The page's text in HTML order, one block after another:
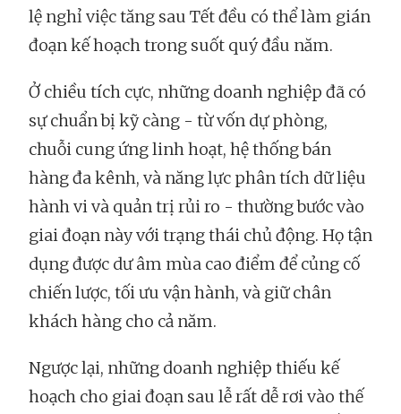
lệ nghỉ việc tăng sau Tết đều có thể làm gián
đoạn kế hoạch trong suốt quý đầu năm.
Ở chiều tích cực, những doanh nghiệp đã có
sự chuẩn bị kỹ càng - từ vốn dự phòng,
chuỗi cung ứng linh hoạt, hệ thống bán
hàng đa kênh, và năng lực phân tích dữ liệu
hành vi và quản trị rủi ro - thường bước vào
giai đoạn này với trạng thái chủ động. Họ tận
dụng được dư âm mùa cao điểm để củng cố
chiến lược, tối ưu vận hành, và giữ chân
khách hàng cho cả năm.
Ngược lại, những doanh nghiệp thiếu kế
hoạch cho giai đoạn sau lễ rất dễ rơi vào thế